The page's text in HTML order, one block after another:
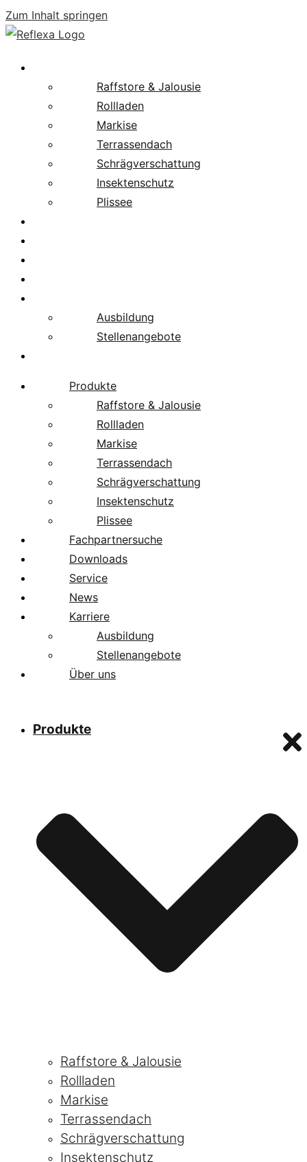
Zum Inhalt springen
Raffstore & Jalousie
Rollladen
Markise
Terrassendach
Schrägverschattung
Insektenschutz
Plissee
Ausbildung
Stellenangebote
Produkte
Raffstore & Jalousie
Rollladen
Markise
Terrassendach
Schrägverschattung
Insektenschutz
Plissee
Fachpartnersuche
Downloads
Service
News
Karriere
Ausbildung
Stellenangebote
Über uns
Produkte
Raffstore & Jalousie
Rollladen
Markise
Terrassendach
Schrägverschattung
Insektenschutz